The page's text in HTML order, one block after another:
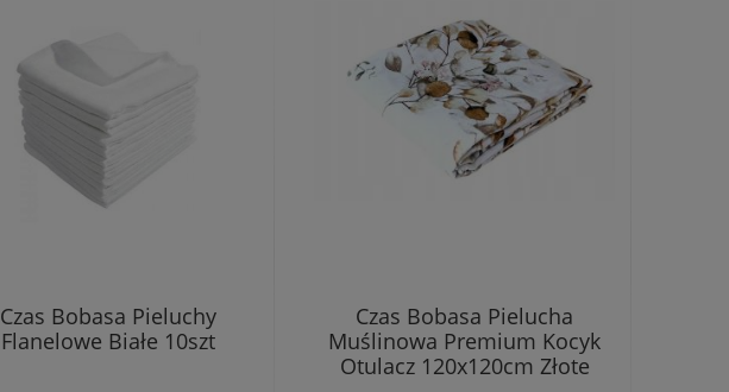
Czas Bobasa Pieluchy
Flanelowe Białe 10szt
Czas Bobasa Pielucha
Muślinowa Premium Kocyk
Otulacz 120x120cm Złote